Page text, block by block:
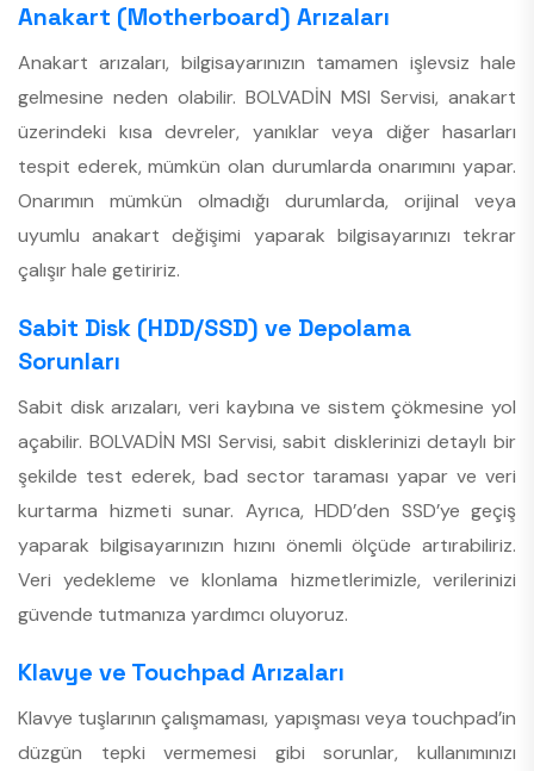
Anakart (Motherboard) Arızaları
Anakart arızaları, bilgisayarınızın tamamen işlevsiz hale
gelmesine neden olabilir. BOLVADİN MSI Servisi, anakart
üzerindeki kısa devreler, yanıklar veya diğer hasarları
tespit ederek, mümkün olan durumlarda onarımını yapar.
Onarımın mümkün olmadığı durumlarda, orijinal veya
uyumlu anakart değişimi yaparak bilgisayarınızı tekrar
çalışır hale getiririz.
Sabit Disk (HDD/SSD) ve Depolama
Sorunları
Sabit disk arızaları, veri kaybına ve sistem çökmesine yol
açabilir. BOLVADİN MSI Servisi, sabit disklerinizi detaylı bir
şekilde test ederek, bad sector taraması yapar ve veri
kurtarma hizmeti sunar. Ayrıca, HDD’den SSD’ye geçiş
yaparak bilgisayarınızın hızını önemli ölçüde artırabiliriz.
Veri yedekleme ve klonlama hizmetlerimizle, verilerinizi
güvende tutmanıza yardımcı oluyoruz.
Klavye ve Touchpad Arızaları
Klavye tuşlarının çalışmaması, yapışması veya touchpad’in
düzgün tepki vermemesi gibi sorunlar, kullanımınızı